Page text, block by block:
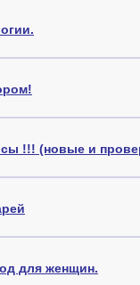
!!! (новые и
для женщин.